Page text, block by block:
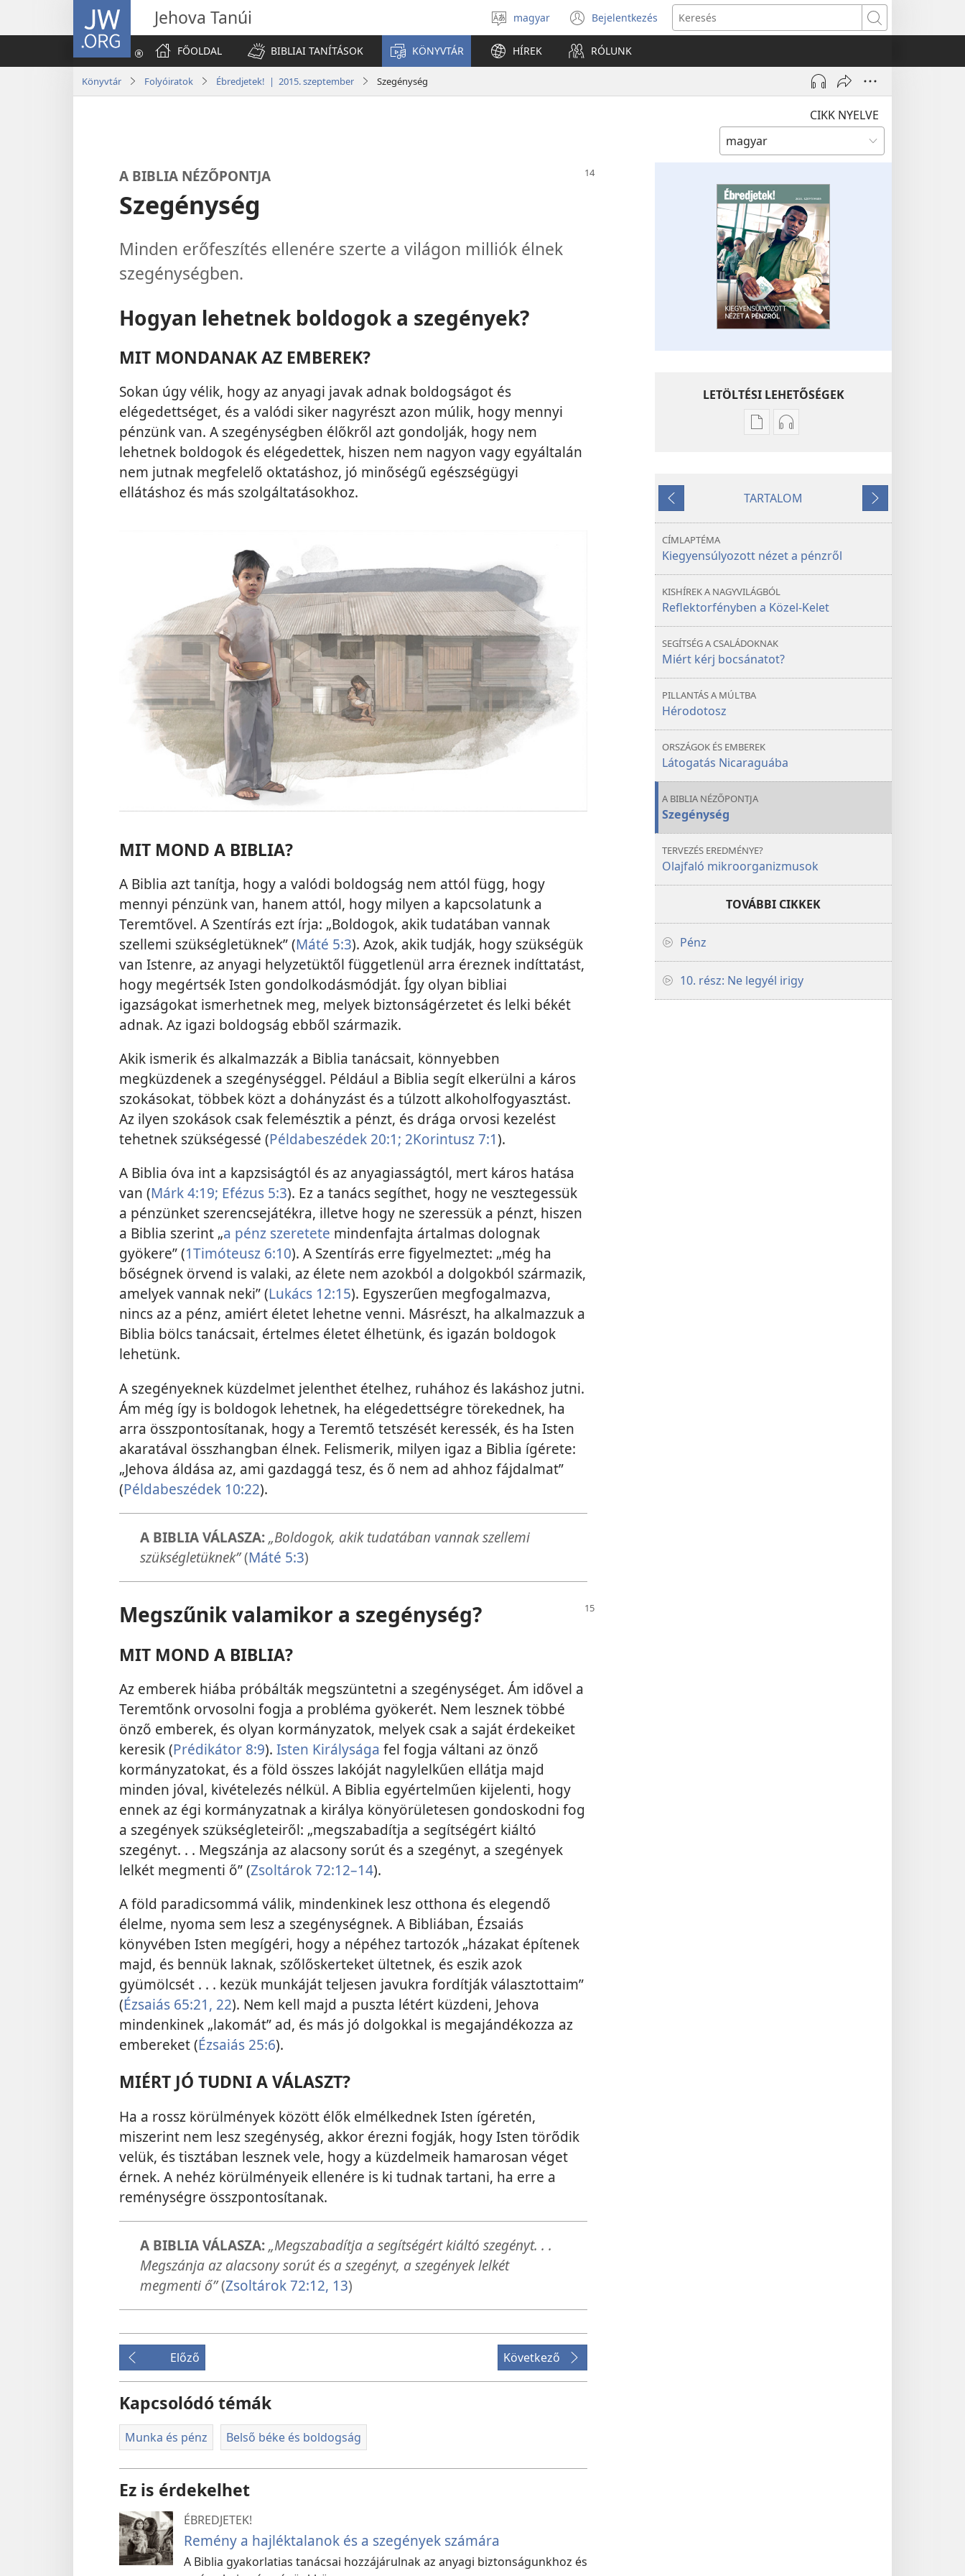
JW.ORG Jehova Tanúi
Válassz
nyelvet
magyar Bejelentkezés
(opens
new
window)
Keresés
FŐOLDAL
BIBLIAI TANÍTÁSOK KÖNYVTÁR HÍREK RÓLUNK
Könyvtár Folyóiratok Ébredjetek! | 2015. szeptember Szegénység
CIKK NYELVE
A BIBLIA NÉZŐPONTJA
Szegénység
Minden erőfeszítés ellenére szerte a világon milliók élnek
szegénységben.
Hogyan lehetnek boldogok a szegények?
MIT MONDANAK AZ EMBEREK?
Sokan úgy vélik, hogy az anyagi javak adnak boldogságot és
elégedettséget, és a valódi siker nagyrészt azon múlik, hogy mennyi
pénzünk van. A szegénységben élőkről azt gondolják, hogy nem
lehetnek boldogok és elégedettek, hiszen nem nagyon vagy egyáltalán
nem jutnak megfelelő oktatáshoz, jó minőségű egészségügyi
ellátáshoz és más szolgáltatásokhoz.
MIT MOND A BIBLIA?
A Biblia azt tanítja, hogy a valódi boldogság nem attól függ, hogy
mennyi pénzünk van, hanem attól, hogy milyen a kapcsolatunk a
Teremtővel. A Szentírás ezt írja: „Boldogok, akik tudatában vannak
szellemi szükségletüknek” (Máté 5:3). Azok, akik tudják, hogy szükségük
van Istenre, az anyagi helyzetüktől függetlenül arra éreznek indíttatást,
hogy megértsék Isten gondolkodásmódját. Így olyan bibliai
igazságokat ismerhetnek meg, melyek biztonságérzetet és lelki békét
adnak. Az igazi boldogság ebből származik.
Akik ismerik és alkalmazzák a Biblia tanácsait, könnyebben
megküzdenek a szegénységgel. Például a Biblia segít elkerülni a káros
szokásokat, többek közt a dohányzást és a túlzott alkoholfogyasztást.
Az ilyen szokások csak felemésztik a pénzt, és drága orvosi kezelést
tehetnek szükségessé (Példabeszédek 20:1; 2Korintusz 7:1).
A Biblia óva int a kapzsiságtól és az anyagiasságtól, mert káros hatása
van (Márk 4:19; Efézus 5:3). Ez a tanács segíthet, hogy ne vesztegessük
a pénzünket szerencsejátékra, illetve hogy ne szeressük a pénzt, hiszen
a Biblia szerint „a pénz szeretete mindenfajta ártalmas dolognak
gyökere” (1Timóteusz 6:10). A Szentírás erre figyelmeztet: „még ha
bőségnek örvend is valaki, az élete nem azokból a dolgokból származik,
amelyek vannak neki” (Lukács 12:15). Egyszerűen megfogalmazva,
nincs az a pénz, amiért életet lehetne venni. Másrészt, ha alkalmazzuk a
Biblia bölcs tanácsait, értelmes életet élhetünk, és igazán boldogok
lehetünk.
A szegényeknek küzdelmet jelenthet ételhez, ruhához és lakáshoz jutni.
Ám még így is boldogok lehetnek, ha elégedettségre törekednek, ha
arra összpontosítanak, hogy a Teremtő tetszését keressék, és ha Isten
akaratával összhangban élnek. Felismerik, milyen igaz a Biblia ígérete:
„Jehova áldása az, ami gazdaggá tesz, és ő nem ad ahhoz fájdalmat”
(Példabeszédek 10:22).
A BIBLIA VÁLASZA:„Boldogok, akik tudatában vannak szellemi
szükségletüknek”(Máté 5:3)
Megszűnik valamikor a szegénység?
MIT MOND A BIBLIA?
Az emberek hiába próbálták megszüntetni a szegénységet. Ám idővel a
Teremtőnk orvosolni fogja a probléma gyökerét. Nem lesznek többé
önző emberek, és olyan kormányzatok, melyek csak a saját érdekeiket
keresik (Prédikátor 8:9). Isten Királysága fel fogja váltani az önző
kormányzatokat, és a föld összes lakóját nagylelkűen ellátja majd
minden jóval, kivételezés nélkül. A Biblia egyértelműen kijelenti, hogy
ennek az égi kormányzatnak a királya könyörületesen gondoskodni fog
a szegények szükségleteiről: „megszabadítja a segítségért kiáltó
szegényt. . . Megszánja az alacsony sorút és a szegényt, a szegények
lelkét megmenti ő” (Zsoltárok 72:12–14).
A föld paradicsommá válik, mindenkinek lesz otthona és elegendő
élelme, nyoma sem lesz a szegénységnek. A Bibliában, Ézsaiás
könyvében Isten megígéri, hogy a népéhez tartozók „házakat építenek
majd, és bennük laknak, szőlőskerteket ültetnek, és eszik azok
gyümölcsét . . . kezük munkáját teljesen javukra fordítják választottaim”
(Ézsaiás 65:21, 22). Nem kell majd a puszta létért küzdeni, Jehova
mindenkinek „lakomát” ad, és más jó dolgokkal is megajándékozza az
embereket (Ézsaiás 25:6).
MIÉRT JÓ TUDNI A VÁLASZT?
Ha a rossz körülmények között élők elmélkednek Isten ígéretén,
miszerint nem lesz szegénység, akkor érezni fogják, hogy Isten törődik
velük, és tisztában lesznek vele, hogy a küzdelmeik hamarosan véget
érnek. A nehéz körülményeik ellenére is ki tudnak tartani, ha erre a
reménységre összpontosítanak.
A BIBLIA VÁLASZA:„Megszabadítja a segítségért kiáltó szegényt. . .
Megszánja az alacsony sorút és a szegényt, a szegények lelkét
megmenti ő”(Zsoltárok 72:12, 13)
Előző Következő
Kapcsolódó témák
Munka és pénz Belső béke és boldogság
Ez is érdekelhet
ÉBREDJETEK!
Remény a hajléktalanok és a szegények számára
A Biblia gyakorlatias tanácsai hozzájárulnak az anyagi biztonságunkhoz és
LETÖLTÉSI LEHETŐSÉGEK
Kiadványok
Kiegyensúlyozott
Hangfelvételek
Kiegyensúlyozott
Előző
TARTALOM
Következő
CÍMLAPTÉMA
Kiegyensúlyozott nézet a pénzről
KISHÍREK A NAGYVILÁGBÓL
Reflektorfényben a Közel-Kelet
SEGÍTSÉG A CSALÁDOKNAK
Miért kérj bocsánatot?
PILLANTÁS A MÚLTBA
Hérodotosz
ORSZÁGOK ÉS EMBEREK
Látogatás Nicaraguába
A BIBLIA NÉZŐPONTJA
Szegénység
TERVEZÉS EREDMÉNYE?
Olajfaló mikroorganizmusok
TOVÁBBI CIKKEK
Pénz
10. rész: Ne legyél irigy